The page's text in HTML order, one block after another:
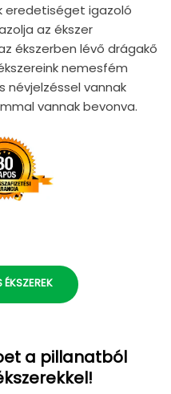
eredetiséget igazoló
az ékszer
ékszerben lévő drágakő
nemesfém
névjelzéssel vannak
vannak bevonva.
a pillanatból